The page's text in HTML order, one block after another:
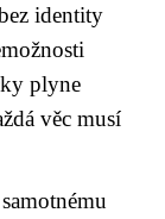
identity
plyne
věc musí